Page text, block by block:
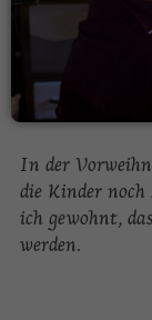
In der
die Kinder
ich gewohnt,
werden.